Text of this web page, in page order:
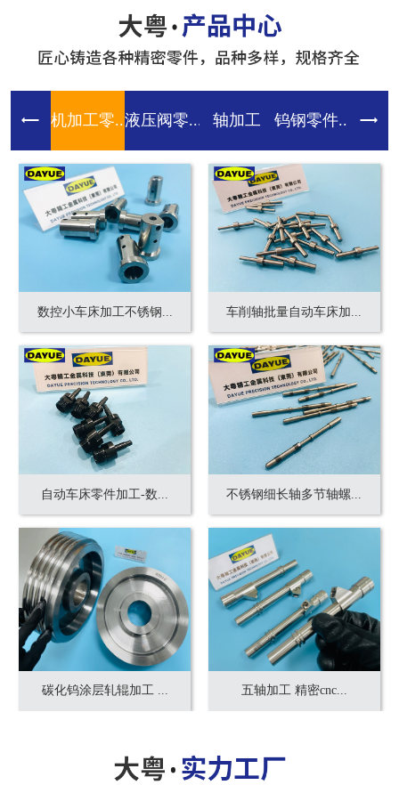
机加工零...液压阀零... 轴加工 钨钢零件... 齿轮
数控小车床加工不锈钢... 车削轴批量自动车床加...
自动车床零件加工-数... 不锈钢细长轴多节轴螺...
碳化钨涂层轧辊加工 ... 五轴加工 精密cnc...